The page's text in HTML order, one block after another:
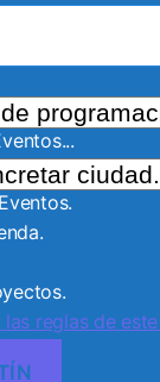
reglas de